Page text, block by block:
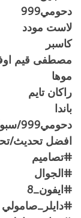
دحومي999
لاست مودد
كاسبر
مصطفى قيم
موها
راكان تايم
باندا
افضل تحديث/
#تصاميم
#الجوال
#ايفون_8
#دايلر_صامولي